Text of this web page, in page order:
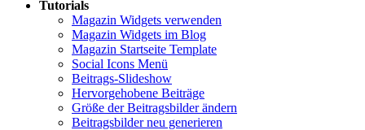
Tutorials
Magazin Widgets verwenden
Magazin Widgets im Blog
Magazin Startseite Template
Social Icons Menü
Beitrags-Slideshow
Hervorgehobene Beiträge
Größe der Beitragsbilder ändern
Beitragsbilder neu generieren